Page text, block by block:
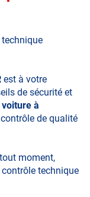
technique
est à votre
de sécurité et
à
de qualité
moment,
technique